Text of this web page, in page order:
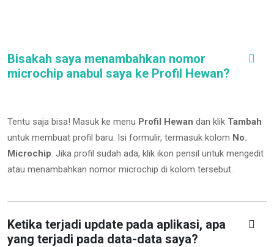
Bisakah saya menambahkan nomor
microchip anabul saya ke Profil Hewan?
Tentu saja bisa! Masuk ke menu Profil Hewan dan klik Tambah
untuk membuat profil baru. Isi formulir, termasuk kolom No.
Microchip. Jika profil sudah ada, klik ikon pensil untuk mengedit
atau menambahkan nomor microchip di kolom tersebut.
Ketika terjadi update pada aplikasi, apa
yang terjadi pada data-data saya?